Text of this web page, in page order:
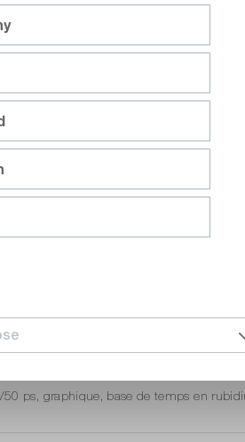
graphique, incl. option CNT-OPT-19-
graphique, incl. option CNT-OPT-19-
ps, graphique, base de temps standard
ps, graphique, base de temps en